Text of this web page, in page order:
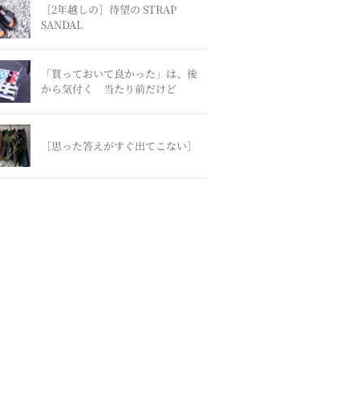
［2年越しの］待望の STRAP
SANDAL
「買っておいて良かった」は、後
から気付く 当たり前だけど
［思った答えがすぐ出てこない］